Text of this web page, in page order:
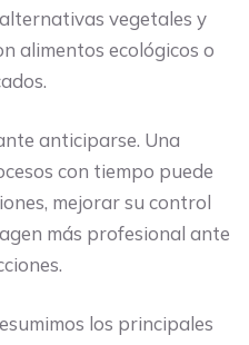
vegetales y
alimentos ecológicos o
anticiparse. Una
con tiempo puede
mejorar su control
más profesional ante
los principales